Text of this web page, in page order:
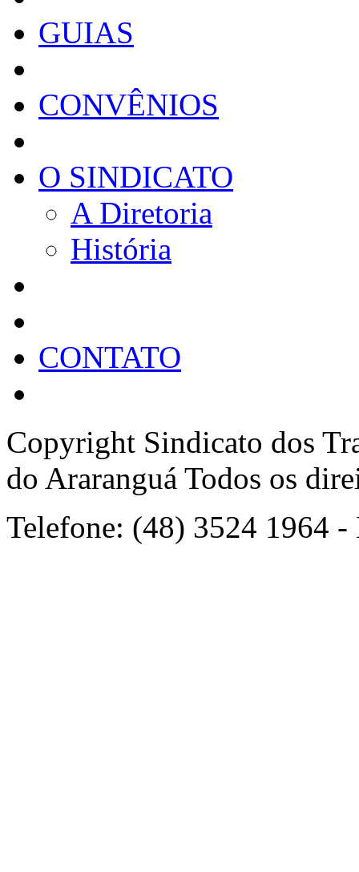
GUIAS
CONVÊNIOS
O SINDICATO
A Diretoria
História
CONTATO
Copyright Sindicato dos
do Araranguá Todos os
Telefone: (48) 3524 1964